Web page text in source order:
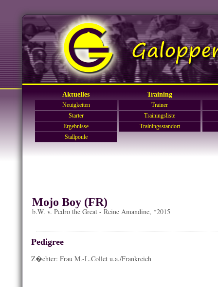
Aktuelles Training
Neuigkeiten
Starter
Ergebnisse
Stallpoule
Trainer
Trainingsliste
Trainingsstandort
Mojo Boy (FR)
b.W. v. Pedro the Great - Reine Amandine, *2015
Pedigree
Z�chter: Frau M.-L.Collet u.a./Frankreich